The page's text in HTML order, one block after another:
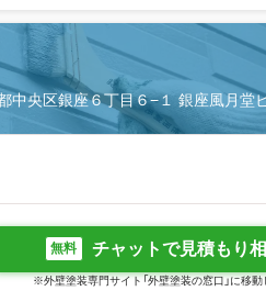
中央区銀座６丁目６−１ 銀座風月堂
無料 チャットで見積もり
※外壁塗装専門サイト「外壁塗装の窓口」に移動